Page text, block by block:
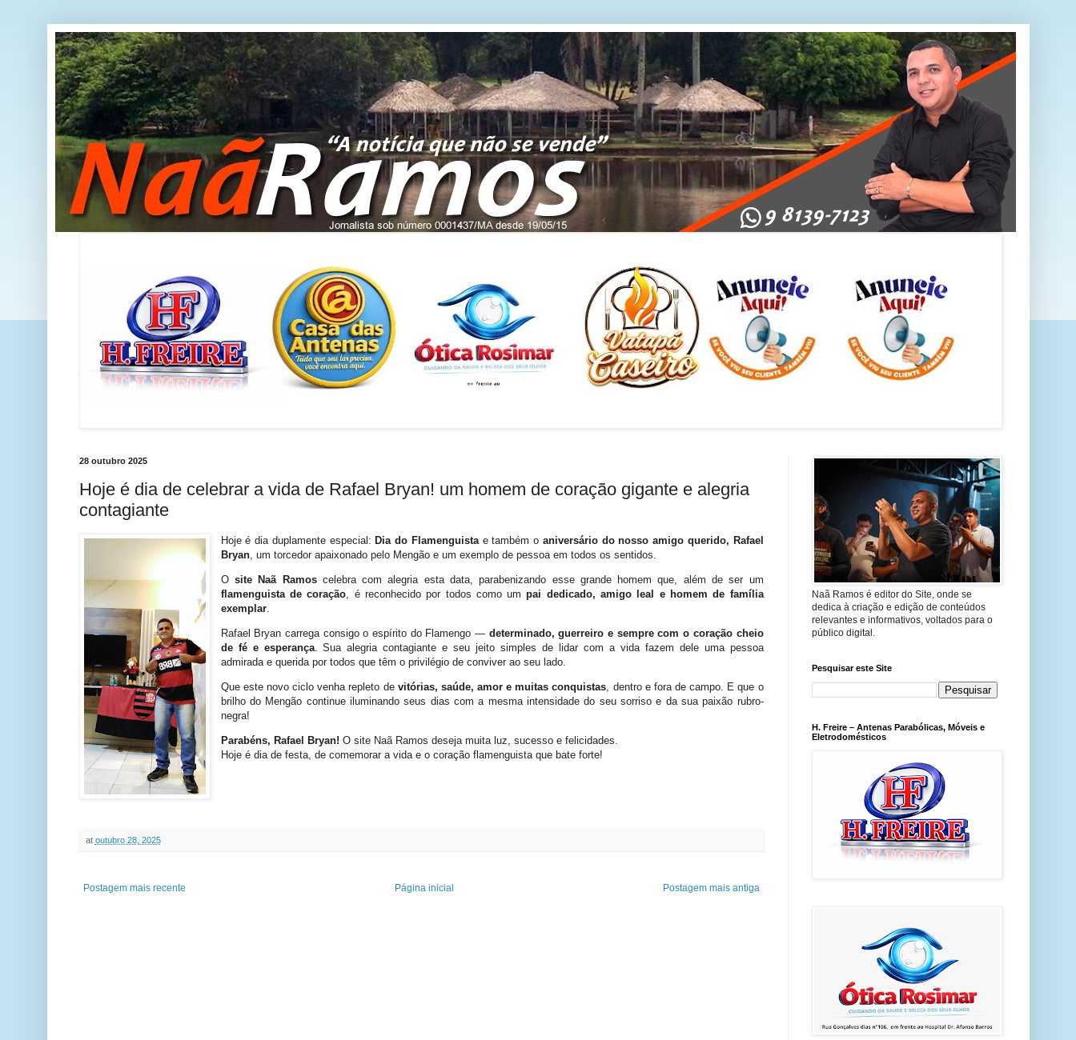
28 outubro 2025
Hoje é dia de celebrar a vida de Rafael Bryan! um homem de coração gigante e alegria
contagiante
Hoje é dia duplamente especial:Dia do Flamenguistae também o aniversário do nosso amigo querido, Rafael
Bryan, um torcedor apaixonado pelo Mengão e um exemplo de pessoa em todos os sentidos.
O site Naã Ramoscelebra com alegria esta data, parabenizando esse grande homem que, além de ser um
flamenguista de coração , é reconhecido por todos como umpai dedicado, amigo leal e homem de família
exemplar.
Rafael Bryan carrega consigo o espírito do Flamengo — determinado, guerreiro e sempre com o coração cheio
de fé e esperança. Sua alegria contagiante e seu jeito simples de lidar com a vida fazem dele uma pessoa
admirada e querida por todos que têm o privilégio de conviver ao seu lado.
Que este novo ciclo venha repleto de vitórias, saúde, amor e muitas conquistas, dentro e fora de campo. E que o
brilho do Mengão continue iluminando seus dias com a mesma intensidade do seu sorriso e da sua paixão rubro-
negra!
Parabéns, Rafael Bryan! O site Naã Ramos deseja muita luz, sucesso e felicidades.
Hoje é dia de festa, de comemorar a vida e o coração flamenguista que bate forte!
at outubro 28, 2025
Postagem mais recente Postagem mais antiga
Página inicial
Naã Ramos é editor do Site, onde se
dedica à criação e edição de conteúdos
relevantes e informativos, voltados para o
público digital.
Pesquisar este Site
H. Freire – Antenas Parabólicas, Móveis e
Eletrodomésticos